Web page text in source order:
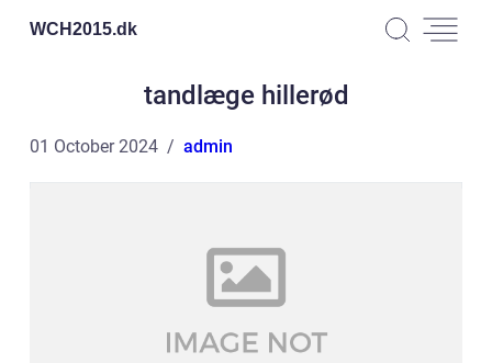
WCH2015.dk
tandlæge hillerød
01 October 2024 admin